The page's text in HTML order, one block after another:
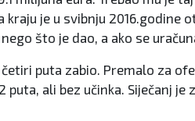
je u svibnju 2016.godine
što je dao, a ako se
puta zabio. Premalo za
puta, ali bez učinka. Siječanj je